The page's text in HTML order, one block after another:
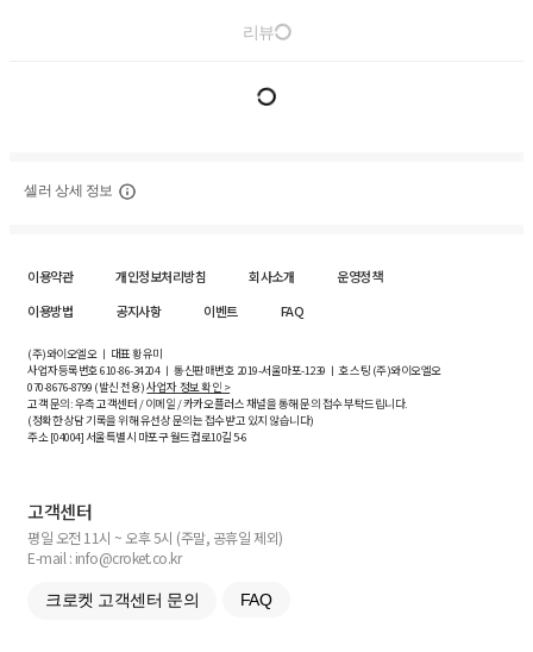
리뷰
셀러 상세 정보
이용약관 개인정보처리방침 회사소개
운영정책
이용방법
공지사항 이벤트 FAQ
(주)와이오엘오 ㅣ 대표 황유미
사업자등록번호610-86-34204ㅣ 통신판매번호 2019-서울마포-1239 ㅣ 호스팅 (주)와이오엘오
070-8676-8799 (발신 전용)사업자 정보 확인 >
고객 문의: 우측 고객센터 / 이메일 / 카카오플러스 채널을 통해 문의 접수 부탁드립니다.
(정확한 상담 기록을 위해 유선상 문의는 접수받고 있지 않습니다)
주소 [04004] 서울특별시 마포구 월드컵로10길5-6
고객센터
평일 오전 11시 ~ 오후 5시 (주말, 공휴일 제외)
E-mail : info@croket.co.kr
크로켓 고객센터 문의 FAQ